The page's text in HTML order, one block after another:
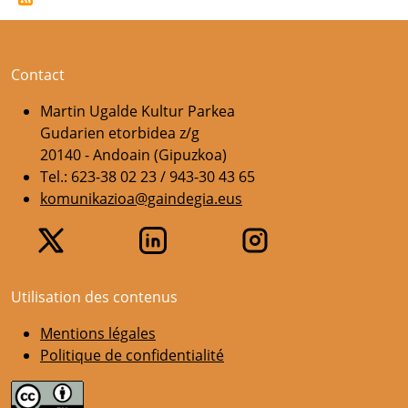
Contact
Martin Ugalde Kultur Parkea
Gudarien etorbidea z/g
20140 - Andoain (Gipuzkoa)
Tel.: 623-38 02 23 / 943-30 43 65
komunikazioa@gaindegia.eus
Utilisation des contenus
Mentions légales
Politique de confidentialité